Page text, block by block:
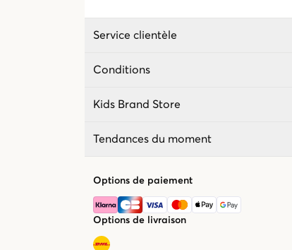
Service clientèle
Conditions
Kids Brand Store
Tendances du moment
Options de paiement
Options de livraison